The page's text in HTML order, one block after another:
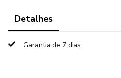
Detalhes
Garantia de 7 dias